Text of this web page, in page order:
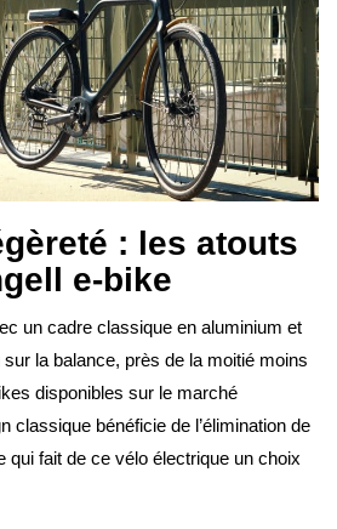
: les atouts
e-bike
un cadre classique en aluminium et
la balance, près de la moitié moins
disponibles sur le marché
classique bénéficie de l’élimination de
qui fait de ce vélo électrique un choix